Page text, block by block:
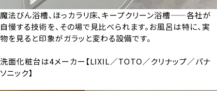
魔法びん浴槽、ほっカラリ床、キープクリーン浴槽——各社が
自慢する技術を、その場で見比べられます。お風呂は特に、実
物を見ると印象がガラッと変わる設備です。
洗面化粧台は4メーカー【LIXIL／TOTO／クリナップ／パナ
ソニック】